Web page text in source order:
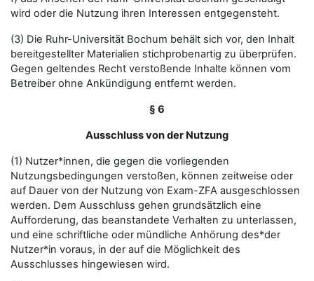
wird oder die Nutzung ihren Interessen entgegensteht.
(3) Die Ruhr-Universität Bochum behält sich vor, den Inhalt
bereitgestellter Materialien stichprobenartig zu überprüfen.
Gegen geltendes Recht verstoßende Inhalte können vom
Betreiber ohne Ankündigung entfernt werden.
§ 6
Ausschluss von der Nutzung
(1) Nutzer*innen, die gegen die vorliegenden
Nutzungsbedingungen verstoßen, können zeitweise oder
auf Dauer von der Nutzung von Exam-ZFA ausgeschlossen
werden. Dem Ausschluss gehen grundsätzlich eine
Aufforderung, das beanstandete Verhalten zu unterlassen,
und eine schriftliche oder mündliche Anhörung des*der
Nutzer*in voraus, in der auf die Möglichkeit des
Ausschlusses hingewiesen wird.